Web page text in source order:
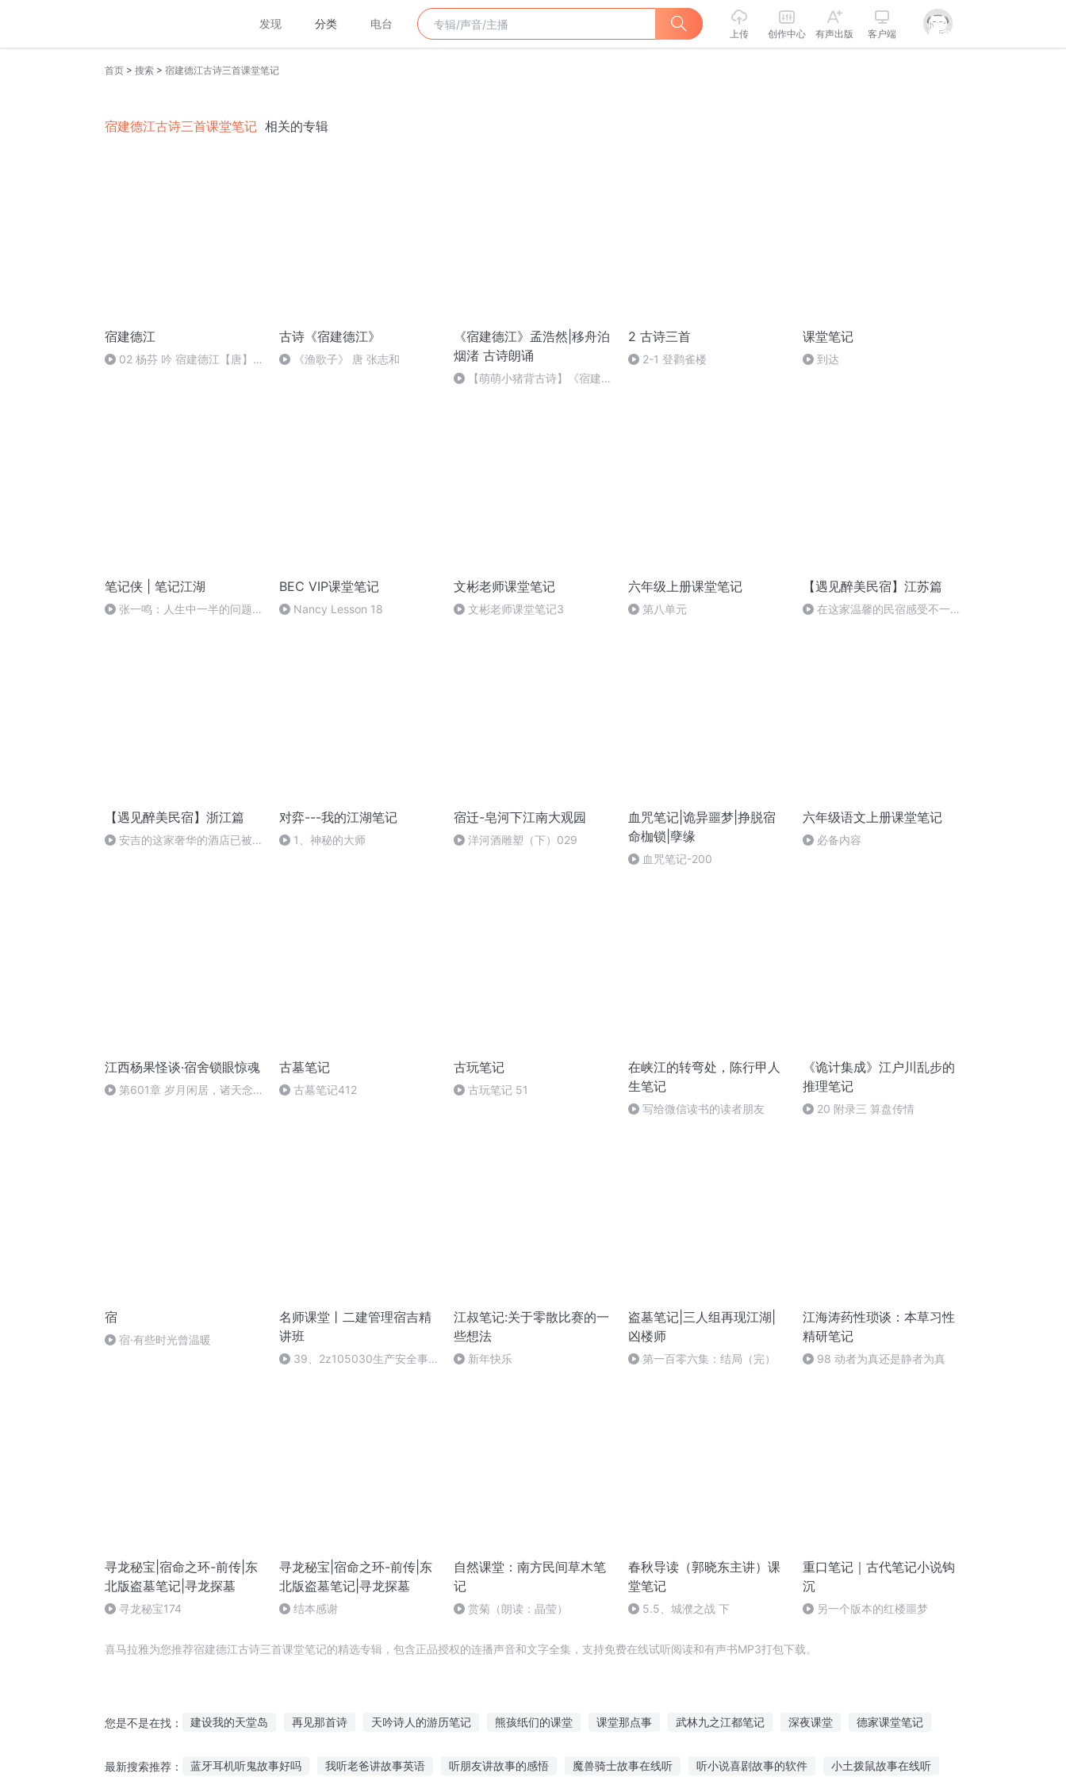
发现 分类 电台
上传 创作中心 有声出版 客户端
首页 > 搜索 > 宿建德江古诗三首课堂笔记
宿建德江古诗三首课堂笔记 相关的专辑
宿建德江
02 杨芬 吟 宿建德江【唐】
古诗《宿建德江》
《渔歌子》 唐 张志和
《宿建德江》孟浩然|移舟泊
烟渚 古诗朗诵
【萌萌小猪背古诗】《宿建德
2 古诗三首
2-1 登鹳雀楼
课堂笔记
到达
笔记侠 | 笔记江湖
张一鸣：人生中一半的问题，
BEC VIP课堂笔记
Nancy Lesson 18
文彬老师课堂笔记
文彬老师课堂笔记3
六年级上册课堂笔记
第八单元
【遇见醉美民宿】江苏篇
在这家温馨的民宿感受不一样
【遇见醉美民宿】浙江篇
安吉的这家奢华的酒店已被我
对弈---我的江湖笔记
1、神秘的大师
宿迁-皂河下江南大观园
洋河酒雕塑（下）029
血咒笔记|诡异噩梦|挣脱宿
命枷锁|孽缘
血咒笔记-200
六年级语文上册课堂笔记
必备内容
江西杨果怪谈·宿舍锁眼惊魂
第601章 岁月闲居，诸天念
古墓笔记
古墓笔记412
古玩笔记
古玩笔记 51
在峡江的转弯处，陈行甲人
生笔记
写给微信读书的读者朋友
《诡计集成》江户川乱步的
推理笔记
20 附录三 算盘传情
宿
宿·有些时光曾温暖
名师课堂丨二建管理宿吉精
讲班
39、2z105030生产安全事
江叔笔记:关于零散比赛的一
些想法
新年快乐
盗墓笔记|三人组再现江湖|
凶楼师
第一百零六集：结局（完）
江海涛药性琐谈：本草习性
精研笔记
98 动者为真还是静者为真
寻龙秘宝|宿命之环-前传|东
北版盗墓笔记|寻龙探墓
寻龙秘宝174
寻龙秘宝|宿命之环-前传|东
北版盗墓笔记|寻龙探墓
结本感谢
自然课堂：南方民间草木笔
记
赏菊（朗读：晶莹）
春秋导读（郭晓东主讲）课
堂笔记
5.5、城濮之战 下
重口笔记｜古代笔记小说钩
沉
另一个版本的红楼噩梦
喜马拉雅为您推荐宿建德江古诗三首课堂笔记的精选专辑，包含正品授权的连播声音和文字全集，支持免费在线试听阅读和有声书MP3打包下载。
您是不是在找： 建设我的天堂岛 再见那首诗 天吟诗人的游历笔记 熊孩纸们的课堂 课堂那点事 武林九之江都笔记 深夜课堂 德家课堂笔记
最新搜索推荐： 蓝牙耳机听鬼故事好吗 我听老爸讲故事英语 听朋友讲故事的感悟 魔兽骑士故事在线听 听小说喜剧故事的软件 小土拨鼠故事在线听